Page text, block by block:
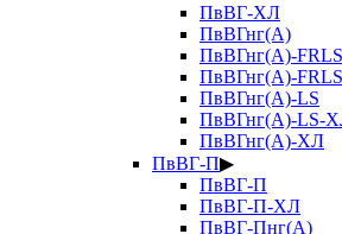
ПвВГ-ХЛ
ПвВГнг(А)
ПвВГнг(А)-FRLS
ПвВГнг(А)-
ПвВГнг(А)-LS
ПвВГнг(А)-LS-
ПвВГнг(А)-ХЛ
ПвВГ-П▶
ПвВГ-П
ПвВГ-П-ХЛ
ПвВГ-Пнг(А)